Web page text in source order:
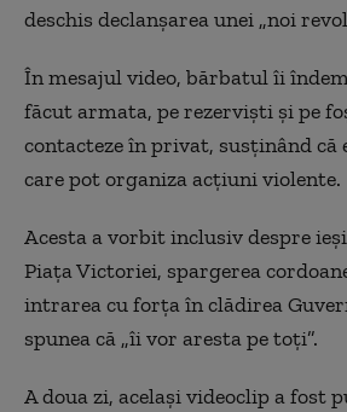
deschis declanșarea unei „noi
În mesajul video, bărbatul îi
făcut armata, pe rezerviști și pe
contacteze în privat, susținând că
care pot organiza acțiuni violente.
Acesta a vorbit inclusiv despre
Piața Victoriei, spargerea
intrarea cu forța în clădirea
spunea că „îi vor aresta pe toți”.
A doua zi, același videoclip a fost